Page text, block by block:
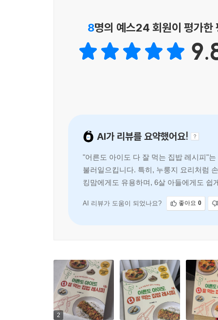
8명의 예스24 회원이 평가한
AI가 리뷰를 요약했어요!
"어른도 아이도 다 잘 먹는 집밥 레시피"
불러일으킵니다. 특히, 누룽지 요리처럼
킹맘에게도 유용하며, 6살 아들에게도 쉽
AI 리뷰가 도움이 되었나요? 좋아요 0
2